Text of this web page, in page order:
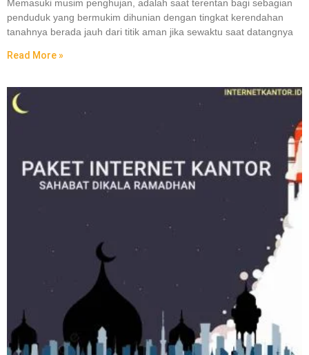
Memasuki musim penghujan, adalah saat terentan bagi sebagian
penduduk yang bermukim dihunian dengan tingkat kerendahan
tanahnya berada jauh dari titik aman jika sewaktu saat datangnya
Read More »